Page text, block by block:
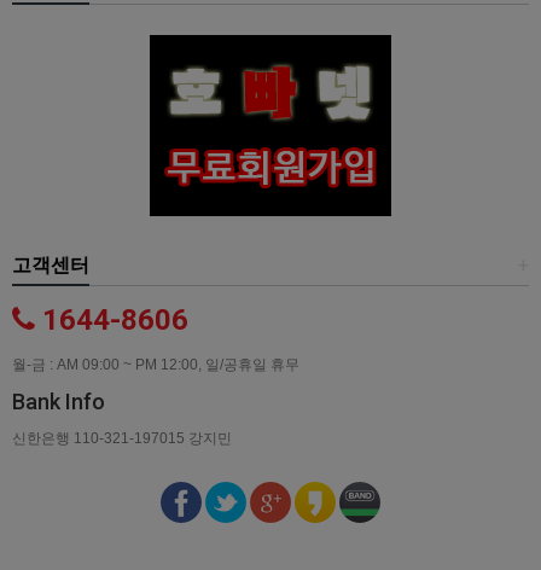
고객센터
1644-8606
월-금 : AM 09:00 ~ PM 12:00, 일/공휴일 휴무
Bank Info
신한은행 110-321-197015 강지민